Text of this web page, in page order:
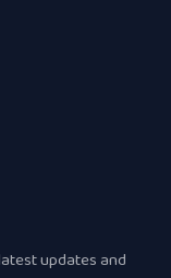
updates and